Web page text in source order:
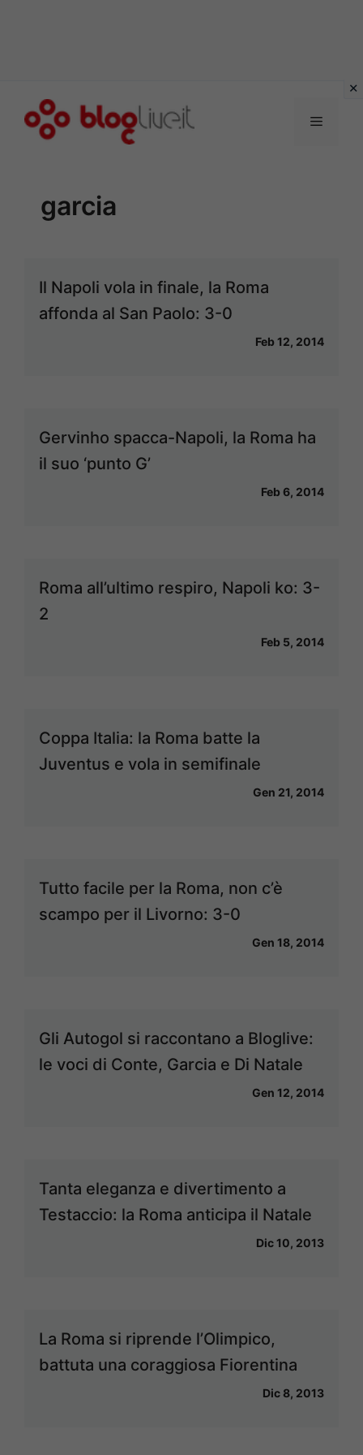
Menu
garcia
Il Napoli vola in finale, la Roma
affonda al San Paolo: 3-0
Feb 12, 2014
Gervinho spacca-Napoli, la Roma ha
il suo ‘punto G’
Feb 6, 2014
Roma all’ultimo respiro, Napoli ko: 3-
2
Feb 5, 2014
Coppa Italia: la Roma batte la
Juventus e vola in semifinale
Gen 21, 2014
Tutto facile per la Roma, non c’è
scampo per il Livorno: 3-0
Gen 18, 2014
Gli Autogol si raccontano a Bloglive:
le voci di Conte, Garcia e Di Natale
Gen 12, 2014
Tanta eleganza e divertimento a
Testaccio: la Roma anticipa il Natale
Dic 10, 2013
La Roma si riprende l’Olimpico,
battuta una coraggiosa Fiorentina
Dic 8, 2013